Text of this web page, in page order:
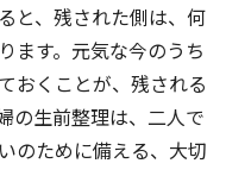
と、残された側は、何
ます。元気な今のうち
おくことが、残される
の生前整理は、二人で
のために備える、大切